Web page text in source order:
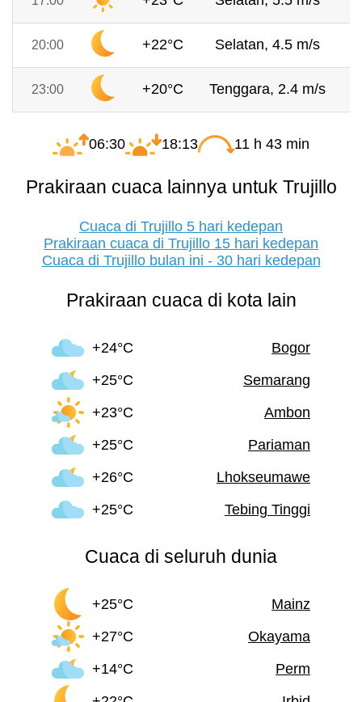
20:00 +22°C Selatan, 4.5 m/s
23:00 +20°C Tenggara, 2.4 m/s
06:30 18:13 11 h 43 min
Prakiraan cuaca lainnya untuk Trujillo
Cuaca di Trujillo 5 hari kedepan
Prakiraan cuaca di Trujillo 15 hari kedepan
Cuaca di Trujillo bulan ini - 30 hari kedepan
Prakiraan cuaca di kota lain
+24°C
Bogor
+25°C
Semarang
+23°C
Ambon
+25°C
Pariaman
+26°C
Lhokseumawe
+25°C
Tebing Tinggi
Cuaca di seluruh dunia
+25°C
Mainz
+27°C
Okayama
+14°C
Perm